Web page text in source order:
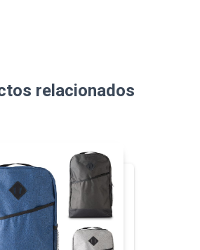
relacionados